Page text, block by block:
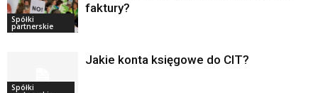
Spółki
partnerskie
faktury?
Spółki
Jakie konta księgowe do CIT?